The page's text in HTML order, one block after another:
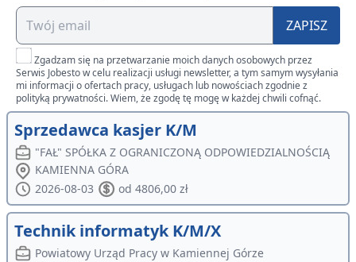
ZAPISZ
Zgadzam się na przetwarzanie moich danych osobowych przez
Serwis Jobesto w celu realizacji usługi newsletter, a tym samym wysyłania
mi informacji o ofertach pracy, usługach lub nowościach zgodnie z
polityką prywatności. Wiem, że zgodę tę mogę w każdej chwili cofnąć.
Sprzedawca kasjer K/M
"FAŁ" SPÓŁKA Z OGRANICZONĄ ODPOWIEDZIALNOŚCIĄ
KAMIENNA GÓRA
2026-08-03
od 4806,00 zł
Technik informatyk K/M/X
Powiatowy Urząd Pracy w Kamiennej Górze